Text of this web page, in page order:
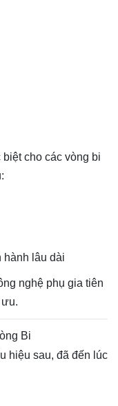
cho các vòng bi
hành lâu dài
nghệ phụ gia tiên
Bi
hiệu sau, đã đến lúc